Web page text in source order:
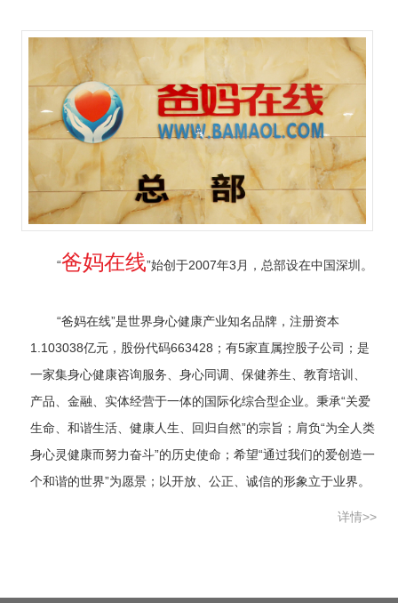
“爸妈在线”始创于2007年3月，总部设在中国深圳。
“爸妈在线”是世界身心健康产业知名品牌，注册资本
1.103038亿元，股份代码663428；有5家直属控股子公司；是
一家集身心健康咨询服务、身心同调、保健养生、教育培训、
产品、金融、实体经营于一体的国际化综合型企业。秉承“关爱
生命、和谐生活、健康人生、回归自然”的宗旨；肩负“为全人类
身心灵健康而努力奋斗”的历史使命；希望“通过我们的爱创造一
个和谐的世界”为愿景；以开放、公正、诚信的形象立于业界。
详情>>